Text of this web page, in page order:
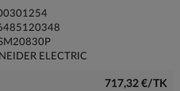
ELECTRIC
717,32 €/TK